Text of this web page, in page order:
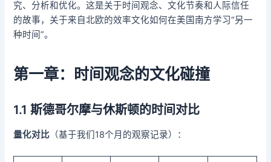
究、分析和优化。这是关于时间观念、文化节奏和人际信任
的故事，关于来自北欧的效率文化如何在美国南方学习“另一
种时间”。
第一章：时间观念的文化碰撞
1.1 斯德哥尔摩与休斯顿的时间对比
量化对比 （基于我们18个月的观察记录）：